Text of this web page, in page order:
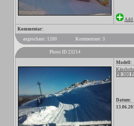
Add
Kommentar:
angeschaut: 1200
Kommentare: 3
Photo ID 23214
Modell:
PB 300
Datum: